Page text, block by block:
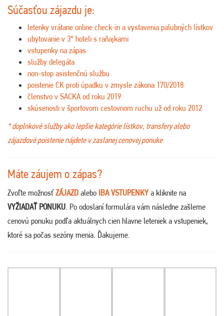
Súčasťou zájazdu je:
letenky vrátane online check-in a vystavenia palubných lístkov
ubytovanie v 3* hoteli s raňajkami
vstupenky na zápas
služby delegáta
non-stop asistenčnú službu
poistenie CK proti úpadku v zmysle zákona 170/2018
členstvo v SACKA od roku 2019
skúsenosti v športovom cestovnom ruchu už od roku 2012
* doplnkové služby ako lepšie kategórie lístkov, transfery alebo
zájazdové poistenie nájdete v zaslanej cenovej ponuke
Máte záujem o zápas?
Zvoľte možnosťZÁJAZD alebo IBA VSTUPENKY a kliknite na
VYŽIADAŤ PONUKU. Po odoslaní formulára vám následne zašleme
cenovú ponuku podľa aktuálnych cien hlavne leteniek a vstupeniek,
ktoré sa počas sezóny menia. Ďakujeme.